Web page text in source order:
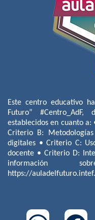
Este centro educativo
Futuro”
establecidos en cuanto a:
Criterio B:
digitales • Criterio C:
docente • Criterio D:
información
https://